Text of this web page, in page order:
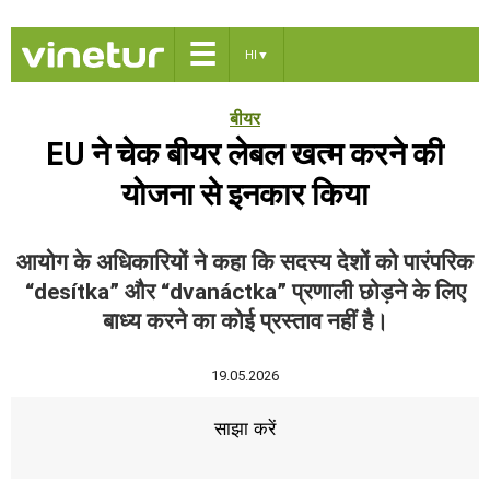
☰ HI ▼
बीयर
EU ने चेक बीयर लेबल खत्म करने की
योजना से इनकार किया
आयोग के अधिकारियों ने कहा कि सदस्य देशों को पारंपरिक
“desítka” और “dvanáctka” प्रणाली छोड़ने के लिए
बाध्य करने का कोई प्रस्ताव नहीं है।
19.05.2026
साझा करें